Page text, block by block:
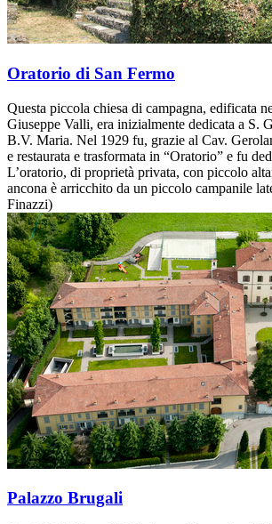
Oratorio di San Fermo
Questa piccola chiesa di campagna, edificata
Giuseppe Valli, era inizialmente dedicata a S.
B.V. Maria. Nel 1929 fu, grazie al Cav.
e restaurata e trasformata in “Oratorio” e fu
L’oratorio, di proprietà privata, con piccolo
ancona è arricchito da un piccolo campanile
Finazzi)
Palazzo Brugali